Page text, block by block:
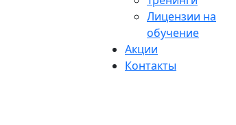
Лицензии на
обучение
Акции
Контакты